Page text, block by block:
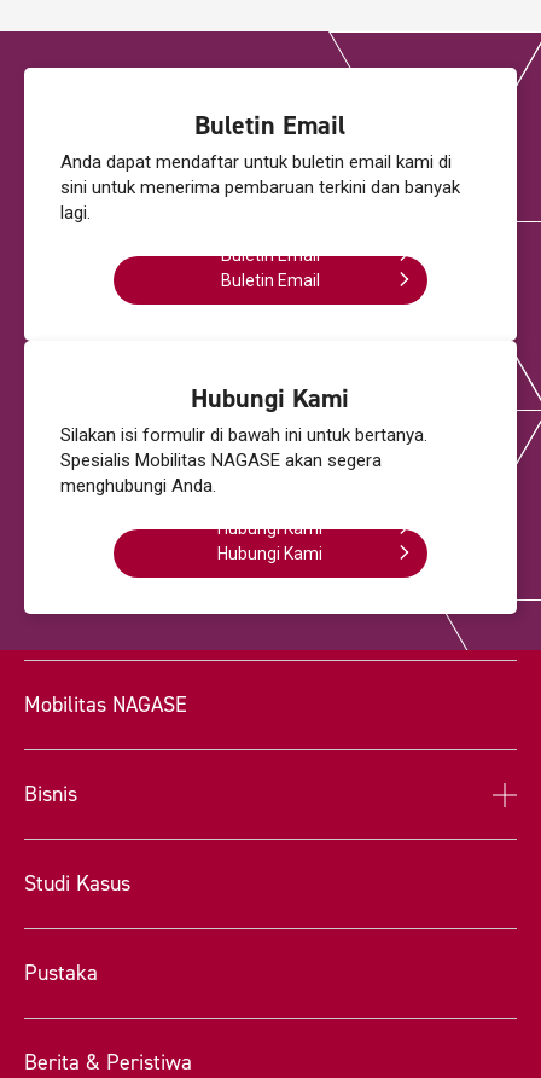
Buletin Email
Anda dapat mendaftar untuk buletin email kamidi
sini untuk menerima pembaruan terkini dan banyak
lagi.
Buletin Email
Buletin Email
Hubungi Kami
Silakan isi formulir di bawah ini untuk bertanya.
Spesialis Mobilitas NAGASE akan segera
menghubungi Anda.
Hubungi Kami
Hubungi Kami
Mobilitas NAGASE
Bisnis
Studi Kasus
Pustaka
Berita & Peristiwa